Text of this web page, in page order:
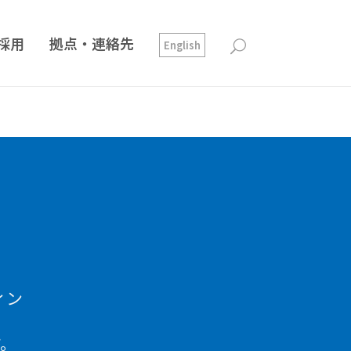
用 拠点・連絡先 English
ン